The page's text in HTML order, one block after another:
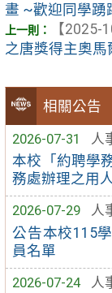
相關公告
2026-07-31
人
本校「約聘學
務處辦理之用
2026-07-29
人
公告本校115
員名單
2026-07-24
人
畫 ~歡迎同學踴
【2025-
之唐獎得主奧馬